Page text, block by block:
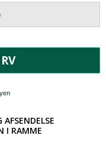
AFSENDELSE
I RAMME